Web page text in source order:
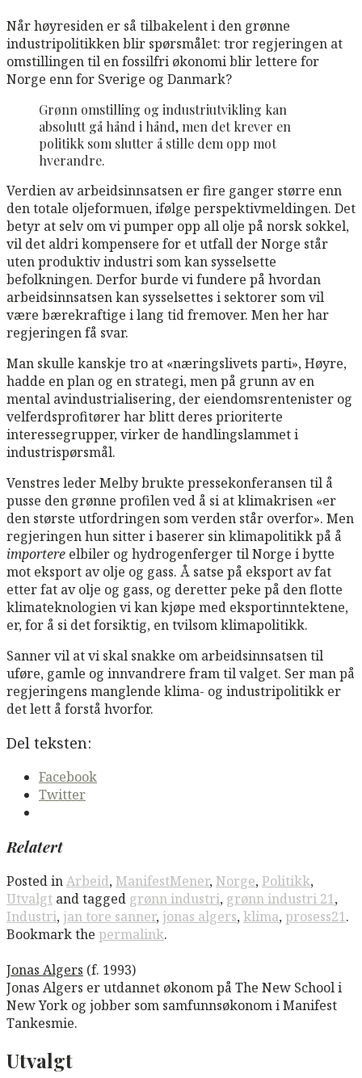
Når høyresiden er så tilbakelent i den grønne
industripolitikken blir spørsmålet: tror regjeringen at
omstillingen til en fossilfri økonomi blir lettere for
Norge enn for Sverige og Danmark?
Grønn omstilling og industriutvikling kan
absolutt gå hånd i hånd, men det krever en
politikk som slutter å stille dem opp mot
hverandre.
Verdien av arbeidsinnsatsen er fire ganger større enn
den totale oljeformuen, ifølge perspektivmeldingen. Det
betyr at selv om vi pumper opp all olje på norsk sokkel,
vil det aldri kompensere for et utfall der Norge står
uten produktiv industri som kan sysselsette
befolkningen. Derfor burde vi fundere på hvordan
arbeidsinnsatsen kan sysselsettes i sektorer som vil
være bærekraftige i lang tid fremover. Men her har
regjeringen få svar.
Man skulle kanskje tro at «næringslivets parti», Høyre,
hadde en plan og en strategi, men på grunn av en
mental avindustrialisering, der eiendomsrentenister og
velferdsprofitører har blitt deres prioriterte
interessegrupper, virker de handlingslammet i
industrispørsmål.
Venstres leder Melby brukte pressekonferansen til å
pusse den grønne profilen ved å si at klimakrisen «er
den største utfordringen som verden står overfor». Men
regjeringen hun sitter i baserer sin klimapolitikk på å
importere elbiler og hydrogenferger til Norge i bytte
mot eksport av olje og gass. Å satse på eksport av fat
etter fat av olje og gass, og deretter peke på den flotte
klimateknologien vi kan kjøpe med eksportinntektene,
er, for å si det forsiktig, en tvilsom klimapolitikk.
Sanner vil at vi skal snakke om arbeidsinnsatsen til
uføre, gamle og innvandrere fram til valget. Ser man på
regjeringens manglende klima- og industripolitikk er
det lett å forstå hvorfor.
Del teksten:
Facebook
Twitter
Relatert
Posted inArbeid,ManifestMener,Norge,Politikk,
Utvalgt and tagged grønn industri, grønn industri 21,
Industri, jan tore sanner, jonas algers,klima,prosess21.
Bookmark the permalink.
Jonas Algers (f. 1993)
Jonas Algers er utdannet økonom på The New School i
New York og jobber som samfunnsøkonom i Manifest
Tankesmie.
Utvalgt